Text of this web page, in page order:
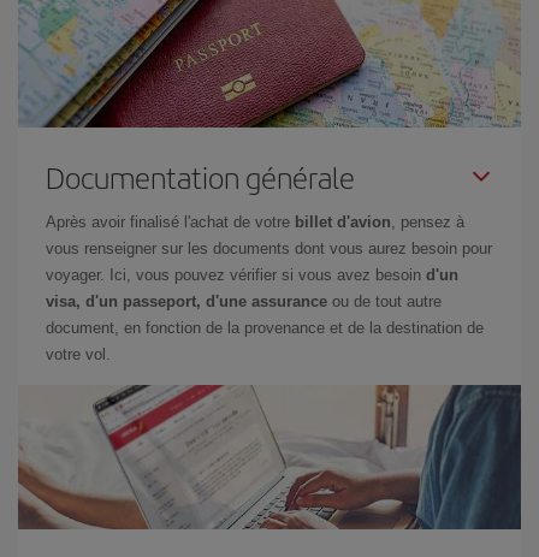
Documentation générale
Après avoir finalisé l'achat de votre billet d'avion, pensez à
vous renseigner sur les documents dont vous aurez besoin pour
voyager. Ici, vous pouvez vérifier si vous avez besoin d'un
visa, d'un passeport, d'une assurance ou de tout autre
document, en fonction de la provenance et de la destination de
votre vol.